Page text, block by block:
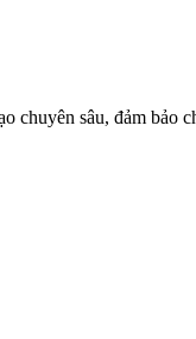
sâu, đảm bảo